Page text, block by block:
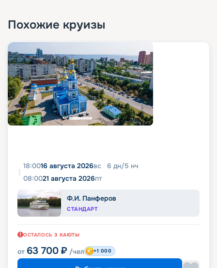
Похожие круизы
18:0016 августа 2026вс 6 дн/5 нч
08:0021 августа 2026пт
Ф.И. Панферов
СТАНДАРТ
ОСТАЛОСЬ 3 КАЮТЫ
от 63 700 ₽ /чел +1 000